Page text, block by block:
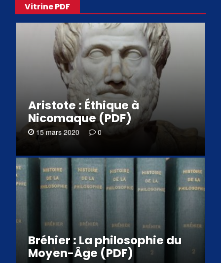
Vitrine PDF
Aristote : Éthique à
Nicomaque (PDF)
15 mars 2020 0
Bréhier : La philosophie du
Moyen-Âge (PDF)